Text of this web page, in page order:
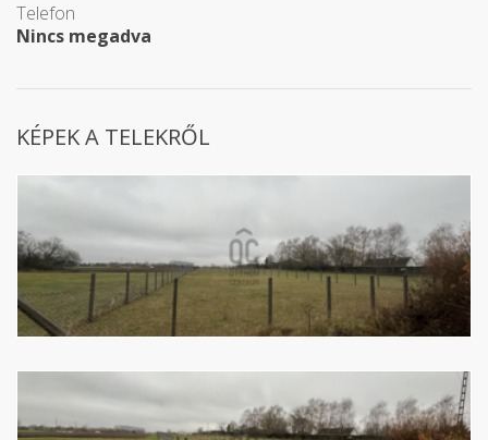
Telefon
Nincs megadva
KÉPEK A TELEKRŐL